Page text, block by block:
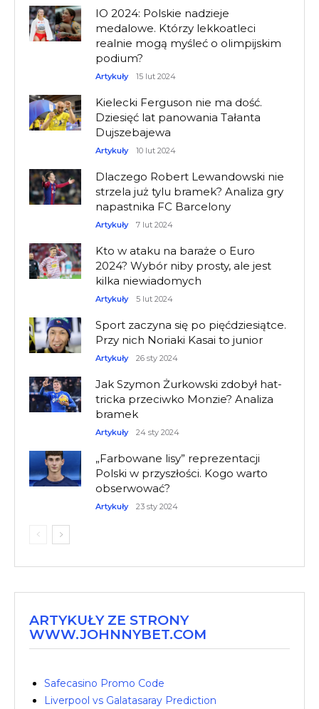
IO 2024: Polskie nadzieje
medalowe. Którzy lekkoatleci
realnie mogą myśleć o olimpijskim
podium?
Artykuły 15 lut 2024
Kielecki Ferguson nie ma dość.
Dziesięć lat panowania Tałanta
Dujszebajewa
Artykuły 10 lut 2024
Dlaczego Robert Lewandowski nie
strzela już tylu bramek? Analiza gry
napastnika FC Barcelony
Artykuły 7 lut 2024
Kto w ataku na baraże o Euro
2024? Wybór niby prosty, ale jest
kilka niewiadomych
Artykuły 5 lut 2024
Sport zaczyna się po pięćdziesiątce.
Przy nich Noriaki Kasai to junior
Artykuły 26 sty 2024
Jak Szymon Żurkowski zdobył hat-
tricka przeciwko Monzie? Analiza
bramek
Artykuły 24 sty 2024
„Farbowane lisy” reprezentacji
Polski w przyszłości. Kogo warto
obserwować?
Artykuły 23 sty 2024
ARTYKUŁY ZE STRONY
WWW.JOHNNYBET.COM
Safecasino Promo Code
Liverpool vs Galatasaray Prediction